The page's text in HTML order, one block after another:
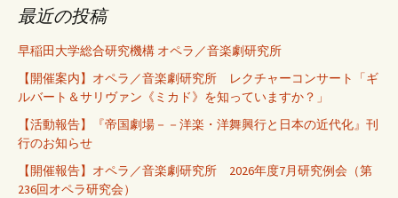
最近の投稿
早稲田大学総合研究機構 オペラ／音楽劇研究所
【開催案内】オペラ／音楽劇研究所 レクチャーコンサート「ギ
ルバート＆サリヴァン《ミカド》を知っていますか？」
【活動報告】『帝国劇場－－洋楽・洋舞興行と日本の近代化』刊
行のお知らせ
【開催報告】オペラ／音楽劇研究所 2026年度7月研究例会（第
236回オペラ研究会）